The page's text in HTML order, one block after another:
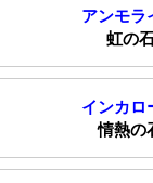
アンモラ
虹の
インカロ
情熱の